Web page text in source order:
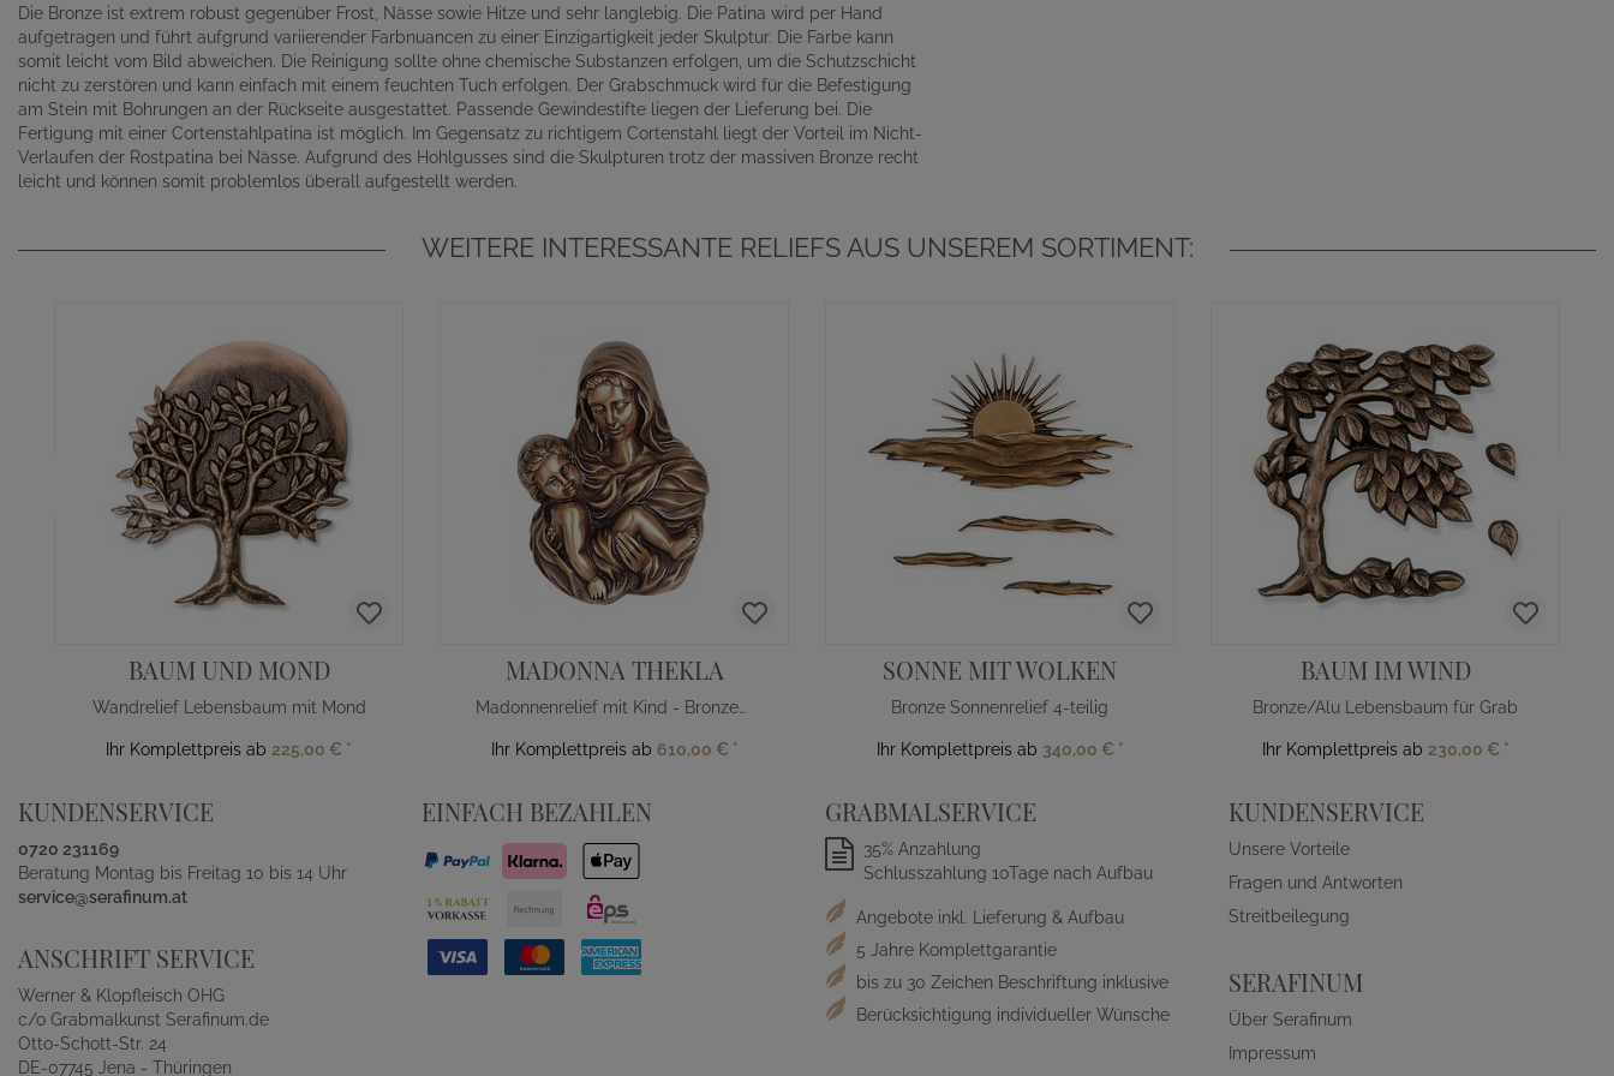
Die Bronze ist extrem robust gegenüber Frost, Nässe sowie Hitze und sehr langlebig. Die Patina wird per Hand
aufgetragen und führt aufgrund variierender Farbnuancen zu einer Einzigartigkeit jeder Skulptur. Die Farbe kann
somit leicht vom Bild abweichen. Die Reinigung sollte ohne chemische Substanzen erfolgen, um die Schutzschicht
nicht zu zerstören und kann einfach mit einem feuchten Tuch erfolgen. Der Grabschmuck wird für die Befestigung
am Stein mit Bohrungen an der Rückseite ausgestattet. Passende Gewindestifte liegen der Lieferung bei. Die
Fertigung mit einer Cortenstahlpatina ist möglich. Im Gegensatz zu richtigem Cortenstahl liegt der Vorteil im Nicht-
Verlaufen der Rostpatina bei Nässe. Aufgrund des Hohlgusses sind die Skulpturen trotz der massiven Bronze recht
leicht und können somit problemlos überall aufgestellt werden.
WEITERE INTERESSANTE RELIEFS AUS UNSEREM SORTIMENT:
BAUM UND MOND
Wandrelief Lebensbaum mit Mond
Ihr Komplettpreis ab 225,00 € *
MADONNA THEKLA
Madonnenrelief mit Kind - Bronze/Alu
Ihr Komplettpreis ab 610,00 € *
SONNE MIT WOLKEN
Bronze Sonnenrelief 4-teilig
Ihr Komplettpreis ab 340,00 € *
BAUM IM WIND
Bronze/Alu Lebensbaum für Grab
Ihr Komplettpreis ab 230,00 € *
KUNDENSERVICE
0720 231169
Beratung Montag bis Freitag 10 bis 14 Uhr
service@serafinum.at
ANSCHRIFT SERVICE
Werner & Klopfleisch OHG
c/o Grabmalkunst Serafinum.de
Otto-Schott-Str. 24
DE-07745 Jena - Thüringen
EINFACH BEZAHLEN GRABMALSERVICE
35% Anzahlung
Schlusszahlung 10Tage nach Aufbau
Angebote inkl. Lieferung & Aufbau
5 Jahre Komplettgarantie
bis zu 30 Zeichen Beschriftung inklusive
Berücksichtigung individueller Wünsche
KUNDENSERVICE
Unsere Vorteile
Fragen und Antworten
Streitbeilegung
SERAFINUM
Über Serafinum
Impressum